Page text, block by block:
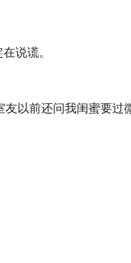
说谎。
以前还问我闺蜜要过